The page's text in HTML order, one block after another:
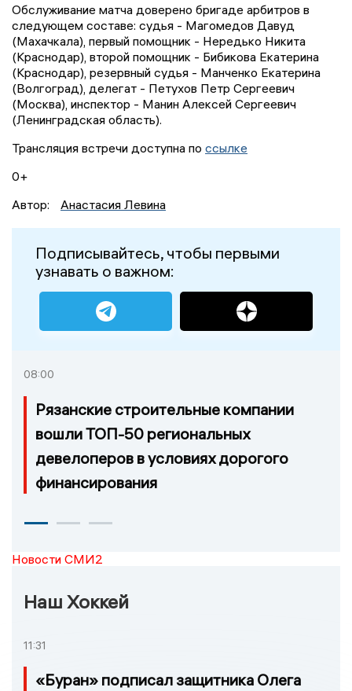
Обслуживание матча доверено бригаде арбитров в
следующем составе: судья - Магомедов Давуд
(Махачкала), первый помощник - Нередько Никита
(Краснодар), второй помощник - Бибикова Екатерина
(Краснодар), резервный судья - Манченко Екатерина
(Волгоград), делегат - Петухов Петр Сергеевич
(Москва), инспектор - Манин Алексей Сергеевич
(Ленинградская область).
Трансляция встречи доступна по ссылке
0+
Автор:
Анастасия Левина
Подписывайтесь, чтобы первыми
узнавать о важном:
08:00
Рязанские строительные компании
вошли ТОП-50 региональных
девелоперов в условиях дорогого
финансирования
Новости СМИ2
Наш Хоккей
11:31
«Буран» подписал защитника Олега